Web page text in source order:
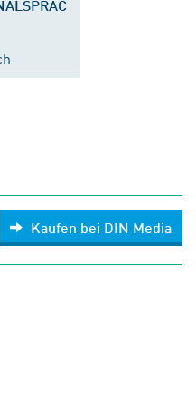
Kaufen bei DIN Media